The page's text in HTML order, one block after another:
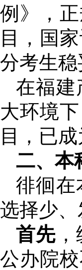
例》，
目，国
分考生
在福建
大环境
目，已
二、本
徘徊在
选择少
首先
公办院